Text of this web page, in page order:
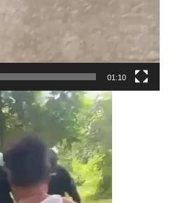
01:10